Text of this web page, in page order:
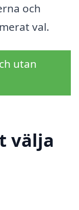
och
val.
utan
välja